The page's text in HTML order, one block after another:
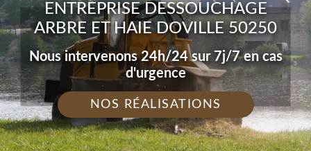
ENTREPRISE DESSOUCHAGE
ARBRE ET HAIE DOVILLE 50250
Nous intervenons 24h/24 sur 7j/7 en cas
d'urgence
NOS RÉALISATIONS